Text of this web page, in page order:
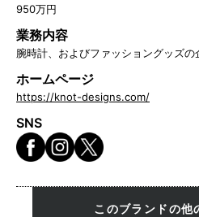
950万円
業務内容
腕時計、およびファッショングッズの
ホームページ
https://knot-designs.com/
SNS
このブランドの他